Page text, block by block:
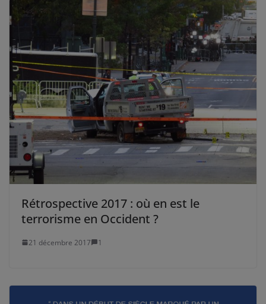
Rétrospective 2017 : où en est le
terrorisme en Occident ?
21 décembre 2017 1